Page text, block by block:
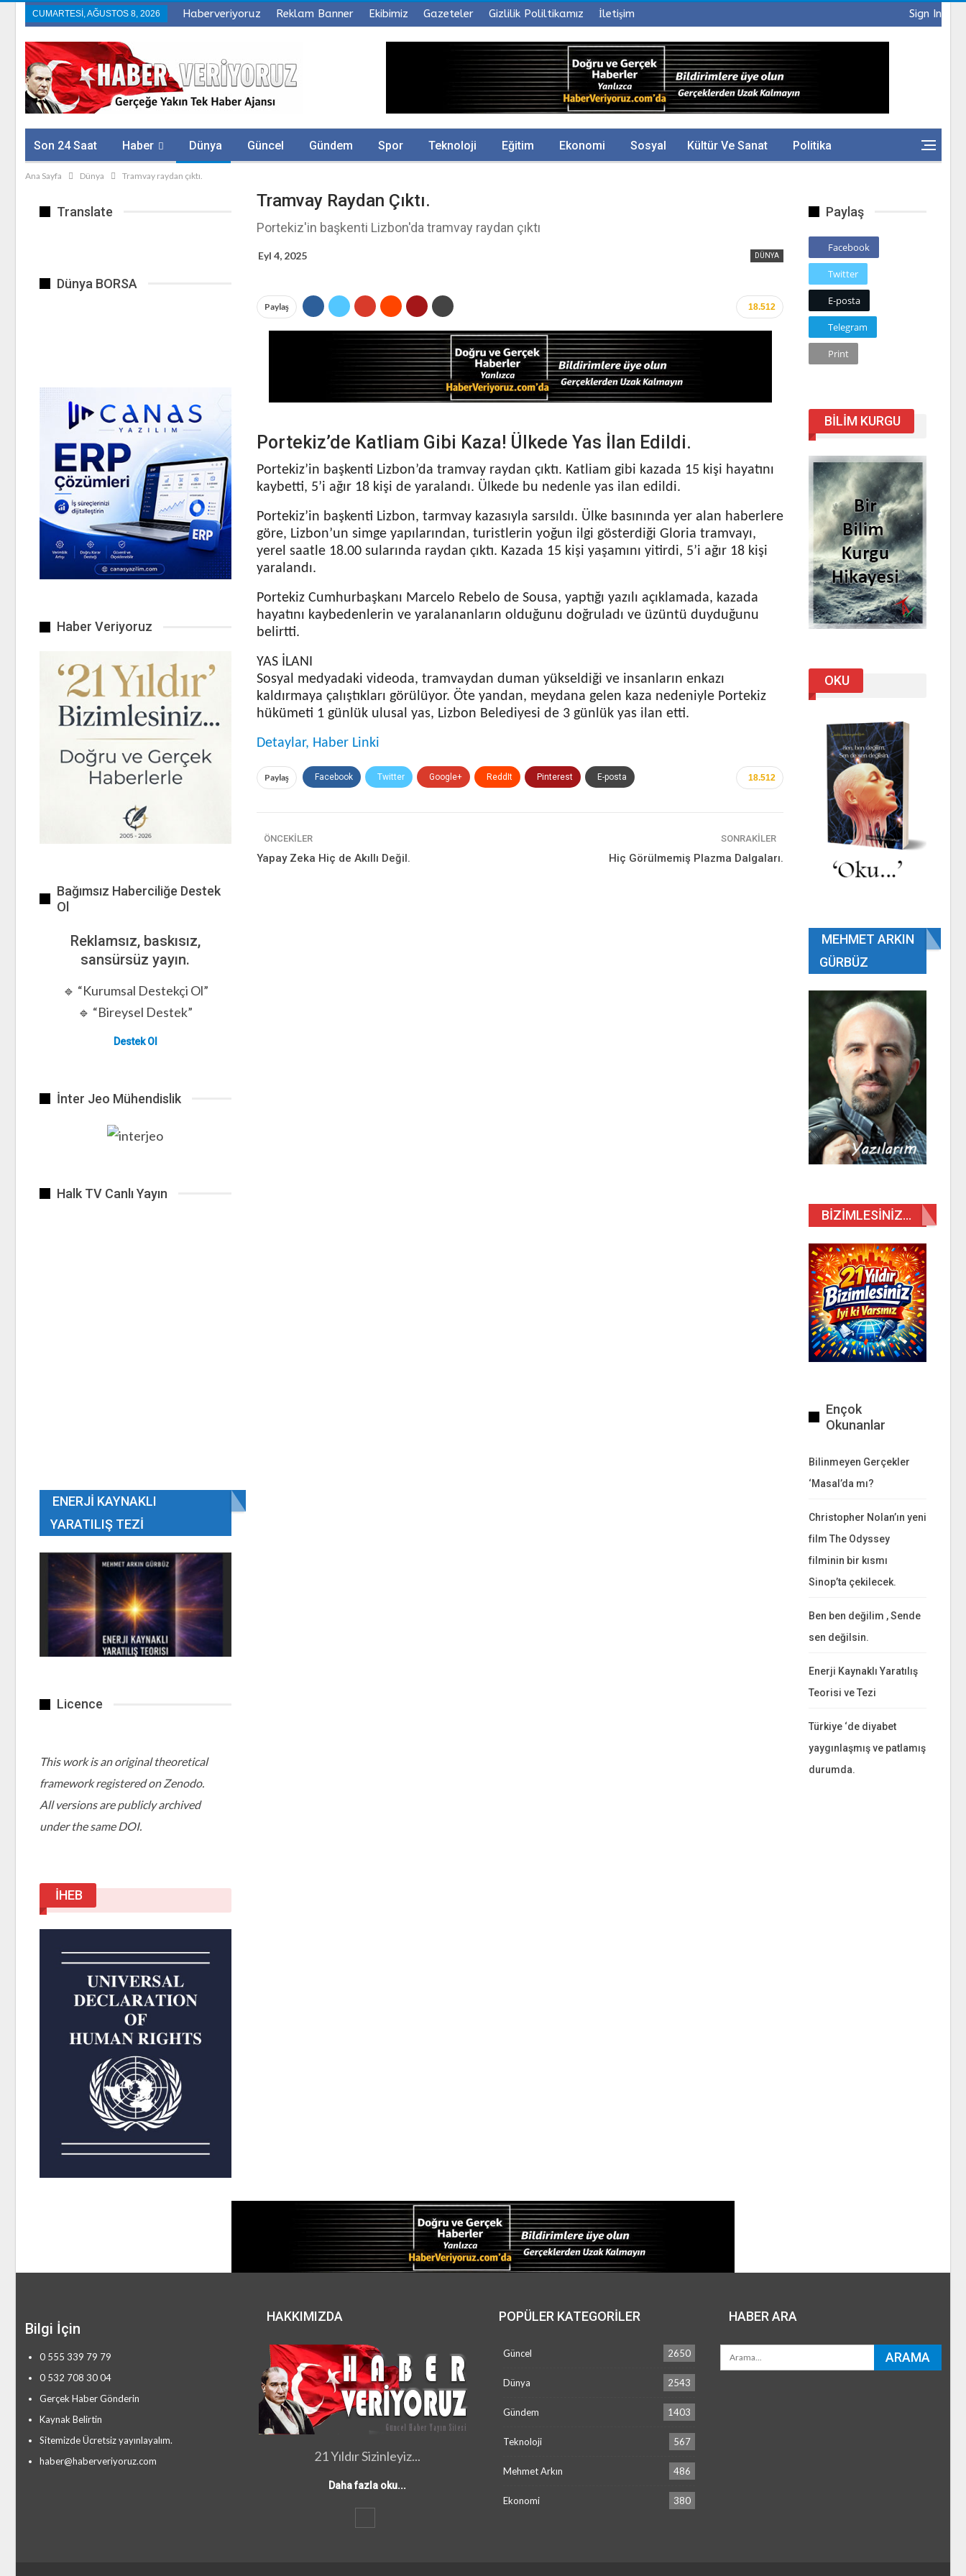
Sign In
CUMARTESI, AĞUSTOS 8, 2026 Haberveriyoruz Reklam Banner Ekibimiz Gazeteler Gizlilik Poliltikamız İletişim
Son 24 Saat Haber Dünya Güncel Gündem Spor Teknoloji Eğitim Ekonomi Sosyal Kültür Ve Sanat Politika
Sağlık Firmalar
Ana Sayfa Dünya Tramvay raydan çıktı.
Tramvay Raydan Çıktı.
Portekiz'in başkenti Lizbon'da tramvay raydan çıktı
DÜNYA
Eyl 4, 2025
18.512
Paylaş
Portekiz’de Katliam Gibi Kaza! Ülkede Yas İlan Edildi.
Portekiz’in başkenti Lizbon’da tramvay raydan çıktı. Katliam gibi kazada 15 kişi hayatını
kaybetti, 5’i ağır 18 kişi de yaralandı. Ülkede bu nedenle yas ilan edildi.
Portekiz’in başkenti Lizbon, tarmvay kazasıyla sarsıldı. Ülke basınında yer alan haberlere
göre, Lizbon’un simge yapılarından, turistlerin yoğun ilgi gösterdiği Gloria tramvayı,
yerel saatle 18.00 sularında raydan çıktı. Kazada 15 kişi yaşamını yitirdi, 5’i ağır 18 kişi
yaralandı.
Portekiz Cumhurbaşkanı Marcelo Rebelo de Sousa, yaptığı yazılı açıklamada, kazada
hayatını kaybedenlerin ve yaralananların olduğunu doğruladı ve üzüntü duyduğunu
belirtti.
YAS İLANI
Sosyal medyadaki videoda, tramvaydan duman yükseldiği ve insanların enkazı
kaldırmaya çalıştıkları görülüyor. Öte yandan, meydana gelen kaza nedeniyle Portekiz
hükümeti 1 günlük ulusal yas, Lizbon Belediyesi de 3 günlük yas ilan etti.
Detaylar, Haber Linki
18.512
Paylaş Facebook Twitter Google+ ReddIt Pinterest E-posta
ÖNCEKILER
Yapay Zeka Hiç de Akıllı Değil.
SONRAKILER
Hiç Görülmemiş Plazma Dalgaları.
Translate
Dünya BORSA
Haber Veriyoruz
Bağımsız Haberciliğe Destek
Ol
Reklamsız, baskısız,
sansürsüz yayın.
🔹 “Kurumsal Destekçi Ol”
🔹 “Bireysel Destek”
Destek Ol
İnter Jeo Mühendislik
Halk TV Canlı Yayın
ENERJI KAYNAKLI
YARATILIŞ TEZI
Licence
This work is an original theoretical
framework registered on Zenodo.
All versions are publicly archived
under the same DOI.
İHEB
Paylaş
Facebook
Twitter
E-posta
Telegram
Print
BILIM KURGU
OKU
MEHMET ARKIN
GÜRBÜZ
BIZIMLESINIZ…
Ençok
Okunanlar
Bilinmeyen Gerçekler
‘Masal’da mı?
Christopher Nolan’ın yeni
film The Odyssey
filminin bir kısmı
Sinop’ta çekilecek.
Ben ben değilim , Sende
sen değilsin.
Enerji Kaynaklı Yaratılış
Teorisi ve Tezi
Türkiye ‘de diyabet
yaygınlaşmış ve patlamış
durumda.
Bilgi İçin
0 555 339 79 79
0 532 708 30 04
Gerçek Haber Gönderin
Kaynak Belirtin
Sitemizde Ücretsiz yayınlayalım.
haber@haberveriyoruz.com
HAKKIMIZDA
21 Yıldır Sizinleyiz...
Daha fazla oku...
POPÜLER KATEGORILER
Güncel 2650
Dünya 2543
Gündem 1403
Teknoloji 567
Mehmet Arkın 486
Ekonomi 380
HABER ARA